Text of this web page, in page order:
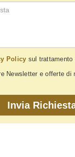
Policy sul trattamento
Newsletter e offerte di